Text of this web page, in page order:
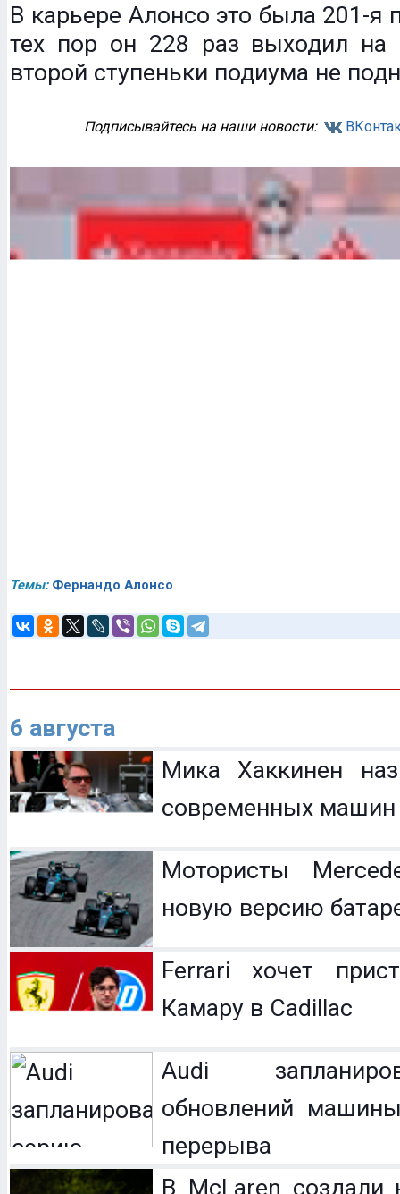
В карьере Алонсо это была 201-я
тех пор он 228 раз выходил
второй ступеньки подиума не
Подписывайтесь на наши новости:
Темы: Фернандо Алонсо
6 августа
Мика Хаккинен
современных
Мотористы
новую версию
Ferrari хочет
Камару в Cadillac
Audi
обновлений
перерыва
В McLaren создали